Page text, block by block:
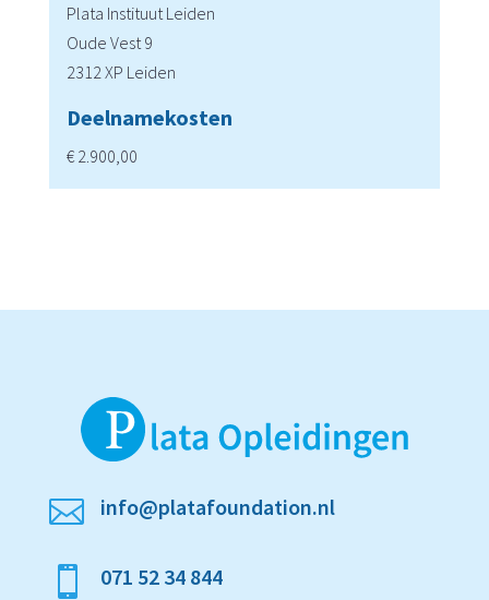
Plata Instituut Leiden
Oude Vest 9
2312 XP Leiden
Deelnamekosten
€ 2.900,00
 info@platafoundation.nl
 071 52 34 844